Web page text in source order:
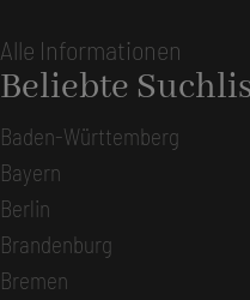
Alle Informationen
Beliebte
Baden-Württemberg
Bayern
Berlin
Brandenburg
Bremen